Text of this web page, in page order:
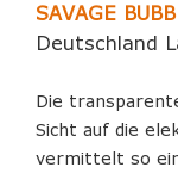
SAVAGE
Deutschland
Die
Sicht auf die
vermittelt so